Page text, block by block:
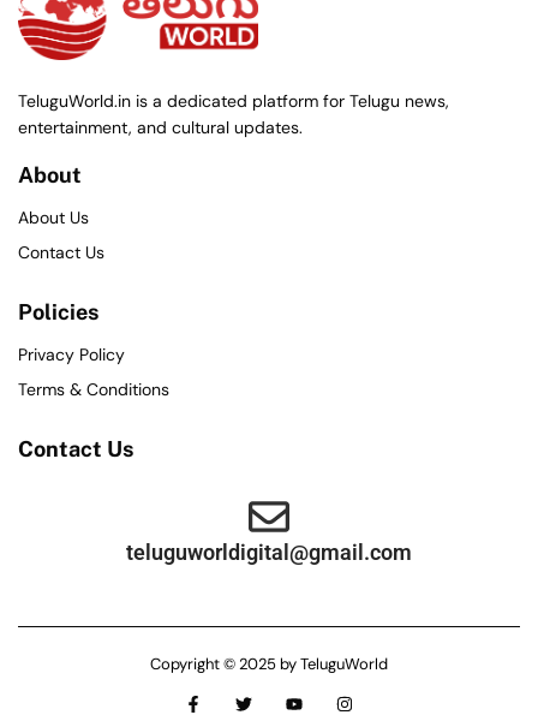
TeluguWorld.in is a dedicated platform for Telugu news,
entertainment, and cultural updates.
About
About Us
Contact Us
Policies
Privacy Policy
Terms & Conditions
Contact Us
teluguworldigital@gmail.com
Copyright © 2025 by TeluguWorld